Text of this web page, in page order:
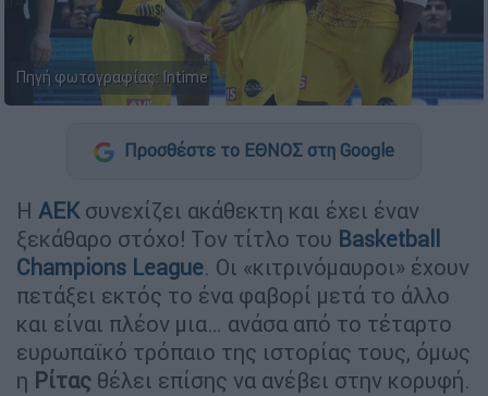
Πηγή φωτογραφίας: Intime
Προσθέστε το ΕΘΝΟΣ στη Google
Η ΑΕΚ συνεχίζει ακάθεκτη και έχει έναν
ξεκάθαρο στόχο! Τον τίτλο του Basketball
Champions League. Οι «κιτρινόμαυροι» έχουν
πετάξει εκτός το ένα φαβορί μετά το άλλο
και είναι πλέον μια… ανάσα από το τέταρτο
ευρωπαϊκό τρόπαιο της ιστορίας τους, όμως
η Ρίτας θέλει επίσης να ανέβει στην κορυφή.